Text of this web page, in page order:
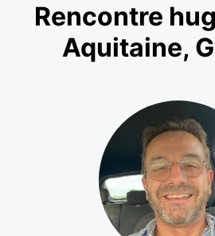
Rencontre
Aquitaine,